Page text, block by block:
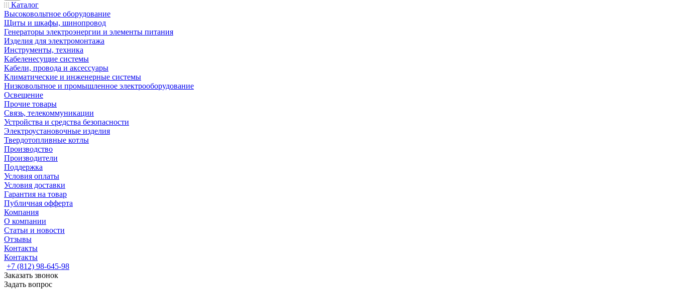
Каталог
Высоковольтное оборудование
Щиты и шкафы, шинопровод
Генераторы электроэнергии и элементы питания
Изделия для электромонтажа
Инструменты, техника
Кабеленесущие системы
Кабели, провода и аксессуары
Климатические и инженерные системы
Низковольтное и промышленное электрооборудование
Освещение
Прочие товары
Связь, телекоммуникации
Устройства и средства безопасности
Электроустановочные изделия
Твердотопливные котлы
Производство
Производители
Поддержка
Условия оплаты
Условия доставки
Гарантия на товар
Публичная офферта
Компания
О компании
Статьи и новости
Отзывы
Контакты
Контакты
+7 (812) 98-645-98
Заказать звонок
Задать вопрос